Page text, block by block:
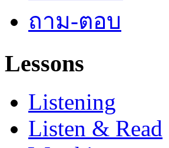
ถาม-ตอบ
Lessons
Listening
Listen & Read